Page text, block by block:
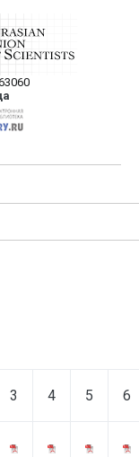
—
в
журнале
научных статей в
3 4 5 6